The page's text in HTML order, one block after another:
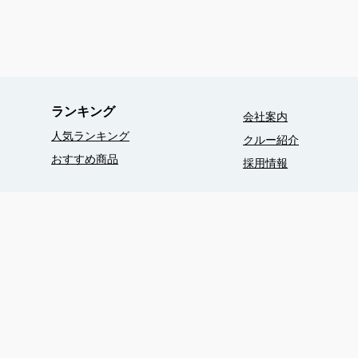
ランキング
人気ランキング
おすすめ商品
会社案内
クルー紹介
採用情報